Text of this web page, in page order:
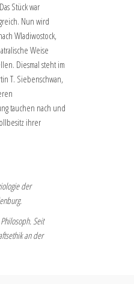
Stück war
Nun wird
Wladiwostock,
Weise
Diesmal steht im
T. Siebenschwan,
tauchen nach und
ihrer
der
Seit
an der